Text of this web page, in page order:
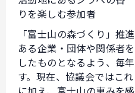
りを楽しむ参加者
「富士山の森づくり」推
ある企業・団体や関係者
したものとなるよう、毎
す。現在、協議会ではこ